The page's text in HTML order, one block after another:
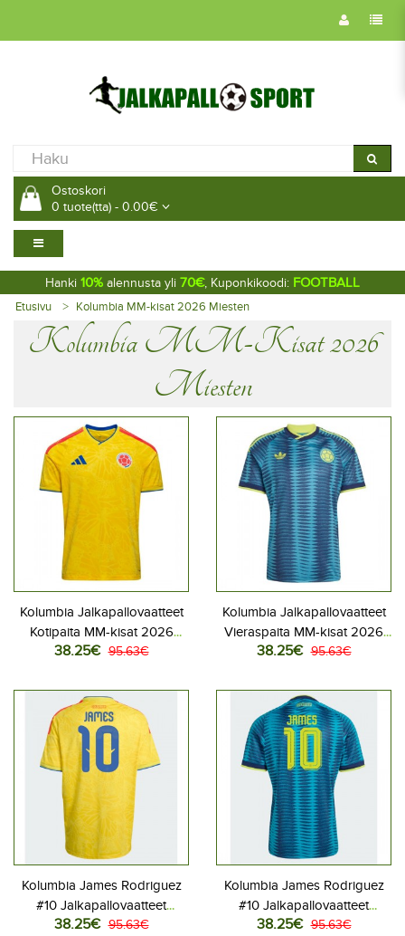
Ostoskori
0 tuote(tta) - 0.00€
Hanki 10% alennusta yli 70€, Kuponkikoodi: FOOTBALL
Etusivu Kolumbia MM-kisat 2026 Miesten
Kolumbia MM-Kisat 2026
Miesten
Kolumbia Jalkapallovaatteet
Kotipaita MM-kisat 2026
Lyhythihainen
38.25€ 95.63€
Kolumbia Jalkapallovaatteet
Vieraspaita MM-kisat 2026
Lyhythihainen
38.25€ 95.63€
Kolumbia James Rodriguez
#10 Jalkapallovaatteet
Kotipaita MM-kisat 2026
38.25€ 95.63€
Kolumbia James Rodriguez
#10 Jalkapallovaatteet
Vieraspaita MM-kisat 2026
38.25€ 95.63€